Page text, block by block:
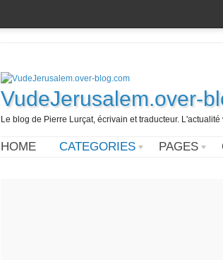
VudeJerusalem.over-
Le blog de Pierre Lurçat, écrivain et traducteur.
HOME CATEGORIES PAGES